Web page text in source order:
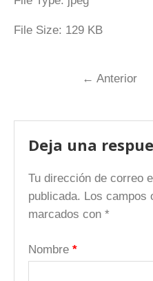
File Size: 129 KB
← Anterior
Deja una
Tu dirección de correo
publicada. Los campos
marcados con *
Nombre *